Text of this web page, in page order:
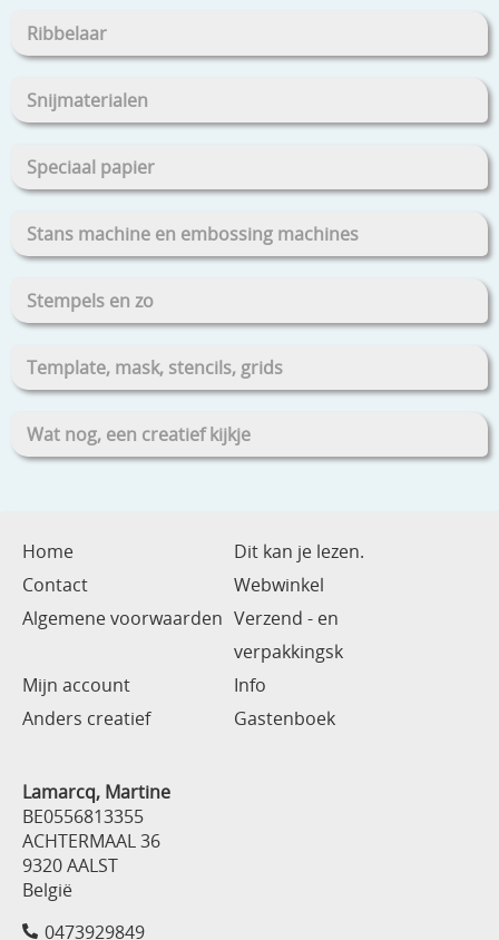
Ribbelaar
Snijmaterialen
Speciaal papier
Stans machine en embossing machines
Stempels en zo
Template, mask, stencils, grids
Wat nog, een creatief kijkje
Home
Dit kan je lezen.
Contact
Webwinkel
Algemene voorwaarden Verzend - en
verpakkingsk
Mijn account
Info
Anders creatief
Gastenboek
Lamarcq, Martine
BE0556813355
ACHTERMAAL 36
9320 AALST
België
0473929849